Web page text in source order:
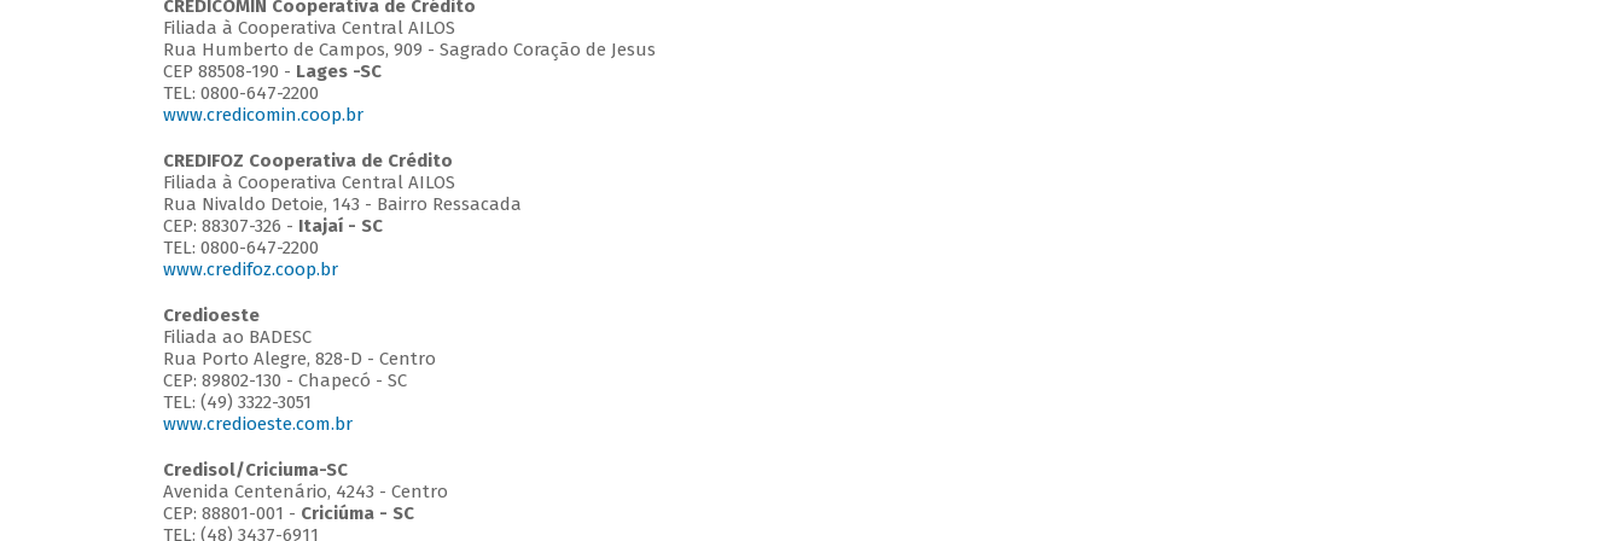
CREDICOMIN Cooperativa de Crédito
Filiada à Cooperativa Central AILOS
Rua Humberto de Campos, 909 - Sagrado Coração de Jesus
CEP 88508-190 - Lages -SC
TEL: 0800-647-2200
www.credicomin.coop.br
CREDIFOZ Cooperativa de Crédito
Filiada à Cooperativa Central AILOS
Rua Nivaldo Detoie, 143 - Bairro Ressacada
CEP: 88307-326 - Itajaí - SC
TEL: 0800-647-2200
www.credifoz.coop.br
Credioeste
Filiada ao BADESC
Rua Porto Alegre, 828-D - Centro
CEP: 89802-130 - Chapecó - SC
TEL: (49) 3322-3051
www.credioeste.com.br
Credisol/Criciuma-SC
Avenida Centenário, 4243 - Centro
CEP: 88801-001 - Criciúma - SC
TEL: (48) 3437-6911